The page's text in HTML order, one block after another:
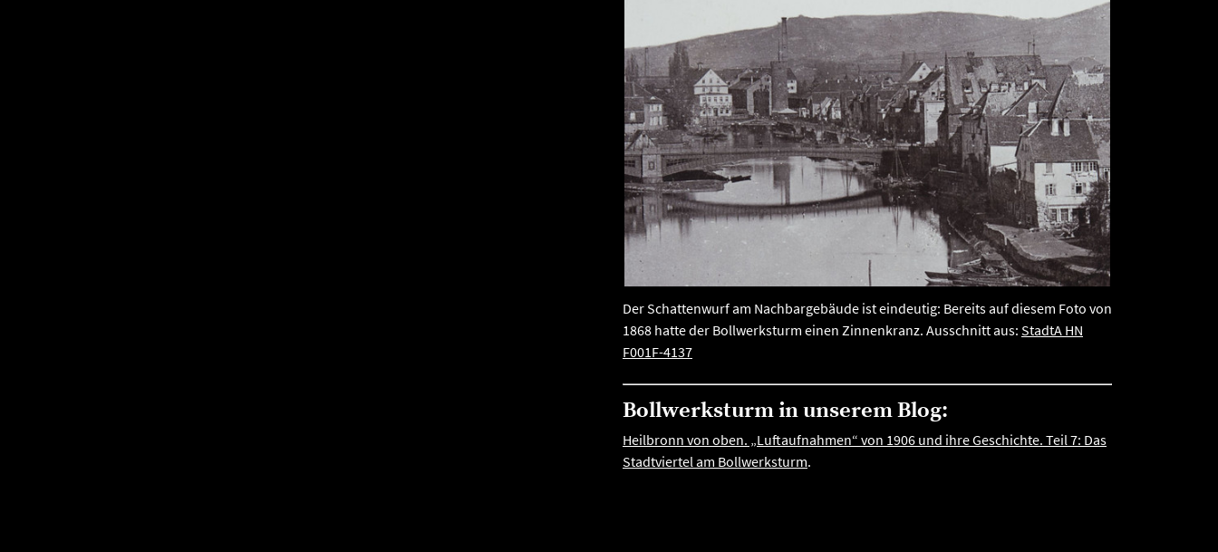
Der Schattenwurf am Nachbargebäude ist eindeutig: Bereits auf diesem Foto von
1868 hatte der Bollwerksturm einen Zinnenkranz. Ausschnitt aus: StadtA HN
F001F-4137
Bollwerksturm in unserem Blog:
Heilbronn von oben. „Luftaufnahmen“ von 1906 und ihre Geschichte. Teil 7: Das
Stadtviertel am Bollwerksturm.